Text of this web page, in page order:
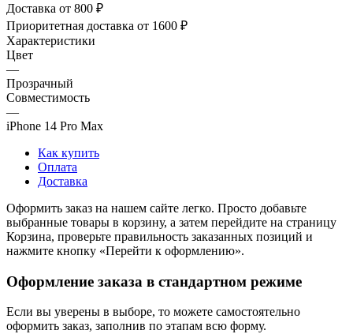
Доставка от 800 ₽
Приоритетная доставка от 1600 ₽
Характеристики
Цвет
—
Прозрачный
Совместимость
—
iPhone 14 Pro Max
Как купить
Оплата
Доставка
Оформить заказ на нашем сайте легко. Просто добавьте
выбранные товары в корзину, а затем перейдите на страницу
Корзина, проверьте правильность заказанных позиций и
нажмите кнопку «Перейти к оформлению».
Оформление заказа в стандартном режиме
Если вы уверены в выборе, то можете самостоятельно
оформить заказ, заполнив по этапам всю форму.